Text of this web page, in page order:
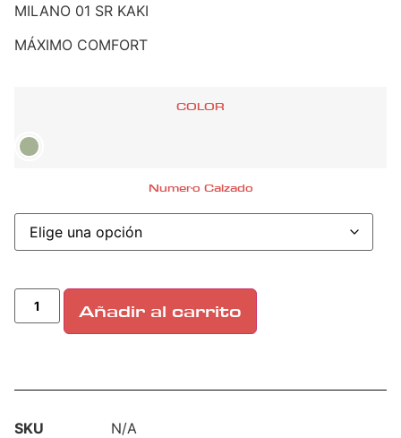
MILANO 01 SR KAKI
MÁXIMO COMFORT
COLOR
Numero Calzado
Añadir al carrito
SKU
N/A